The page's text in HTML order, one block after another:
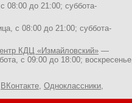
08:00 до 21:00; суббота-
с 08:00 до 21:00; суббота-
КДЦ «Измайловский» —
с 09:00 до 18:00; воскресенье,
ВКонтакте Одноклассники